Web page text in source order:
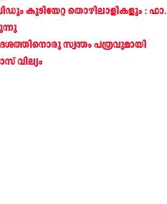
കുടിയേറ്റ തൊഴിലാളികളും : ഫാ.
സ്വന്തം പത്രവുമായി
വില്യം